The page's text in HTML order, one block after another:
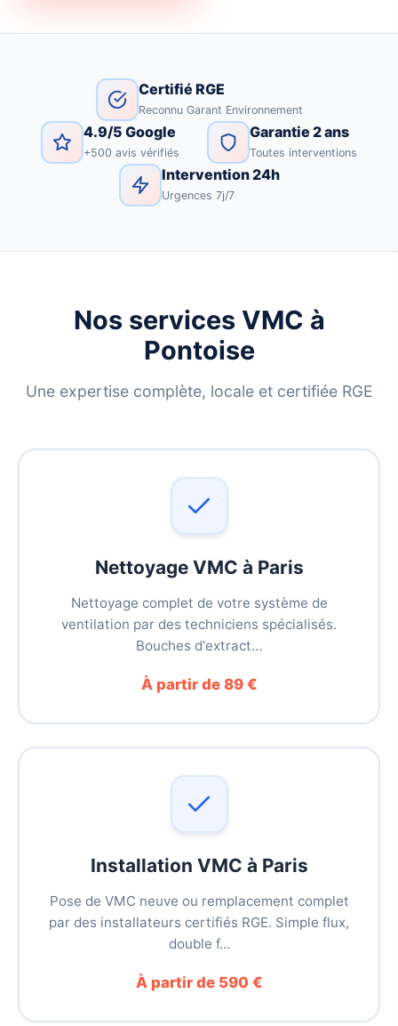
Certifié RGE
Reconnu Garant Environnement
4.9/5 Google
+500 avis vérifiés
Garantie 2 ans
Toutes interventions
Intervention 24h
Urgences 7j/7
Nos services VMC à
Pontoise
Une expertise complète, locale et certifiée RGE
Nettoyage VMC à Paris
Nettoyage complet de votre système de
ventilation par des techniciens spécialisés.
Bouches d'extract…
À partir de 89 €
Installation VMC à Paris
Pose de VMC neuve ou remplacement complet
par des installateurs certifiés RGE. Simple flux,
double f…
À partir de 590 €